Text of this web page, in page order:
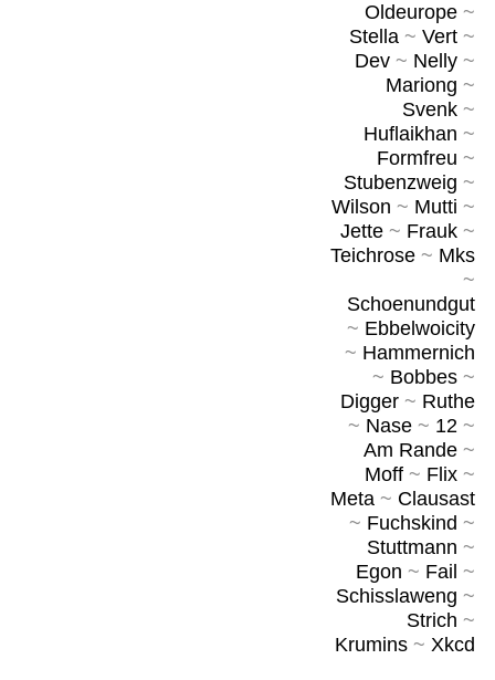
Oldeurope~
Stella~ Vert~
Dev~ Nelly~
Mariong ~
Svenk~
Huflaikhan ~
Formfreu ~
Stubenzweig ~
Wilson ~ Mutti ~
Jette~ Frauk~
Teichrose~ Mks
~
Schoenundgut
~ Ebbelwoicity
~ Hammernich
~ Bobbes~
Digger~ Ruthe
~ Nase~ 12~
Am Rande~
Moff~ Flix~
Meta~ Clausast
~ Fuchskind ~
Stuttmann ~
Egon ~ Fail ~
Schisslaweng ~
Strich ~
Krumins~ Xkcd